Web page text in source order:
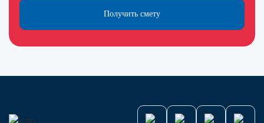
Получить смету